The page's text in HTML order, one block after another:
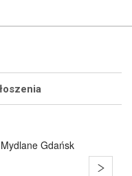
Gdańsk